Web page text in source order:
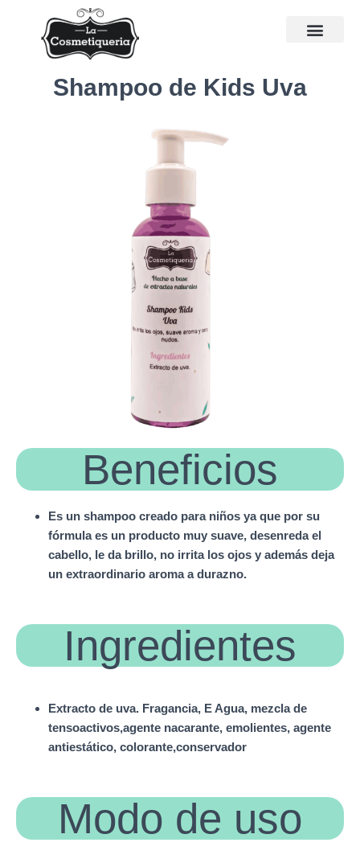
Shampoo de Kids Uva
Beneficios
Es un shampoo creado para niños ya que por su
fórmula es un producto muy suave, desenreda el
cabello, le da brillo, no irrita los ojos y además deja
un extraordinario aroma a durazno.
Ingredientes
Extracto de uva. Fragancia, E Agua, mezcla de
tensoactivos,agente nacarante, emolientes, agente
antiestático, colorante,conservador
Modo de uso